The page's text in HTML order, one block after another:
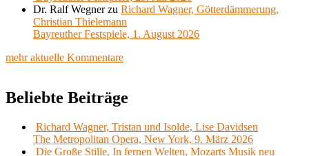
Dr. Ralf Wegnerzu Richard Wagner, Götterdämmerung,
Christian Thielemann
Bayreuther Festspiele, 1. August 2026
mehr aktuelle Kommentare
Beliebte Beiträge
Richard Wagner, Tristan und Isolde, Lise Davidsen
The Metropolitan Opera, New York, 9. März 2026
Die Große Stille, In fernen Welten, Mozarts Musik neu